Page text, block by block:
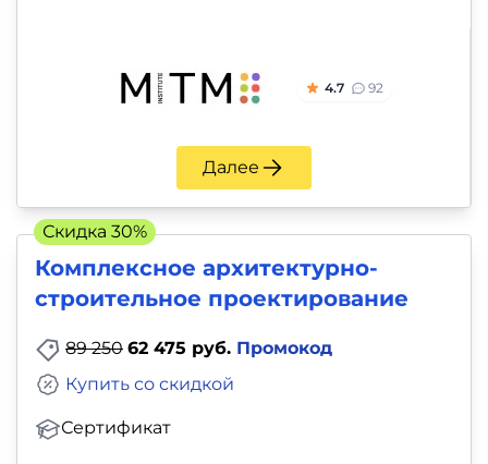
4.7 92
Далее
Комплексное архитектурно-
строительное проектирование
89 250 62 475 руб. Промокод
Сертификат
Купить со скидкой
Скидка 30%